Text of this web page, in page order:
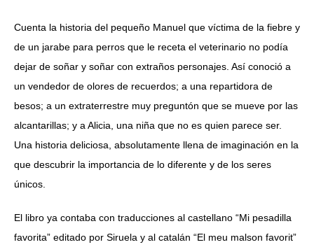
Cuenta la historia del pequeño Manuel que víctima de la fiebre y
de un jarabe para perros que le receta el veterinario no podía
dejar de soñar y soñar con extraños personajes. Así conoció a
un vendedor de olores de recuerdos; a una repartidora de
besos; a un extraterrestre muy preguntón que se mueve por las
alcantarillas; y a Alicia, una niña que no es quien parece ser.
Una historia deliciosa, absolutamente llena de imaginación en la
que descubrir la importancia de lo diferente y de los seres
únicos.
El libro ya contaba con traducciones al castellano “Mi pesadilla
favorita” editado por Siruela y al catalán “El meu malson favorit”